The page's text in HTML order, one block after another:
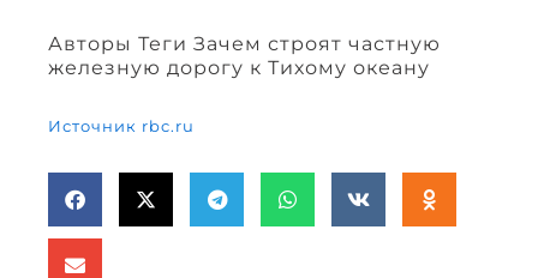
Авторы Теги Зачем строят частную
железную дорогу к Тихому океану
Источник rbc.ru